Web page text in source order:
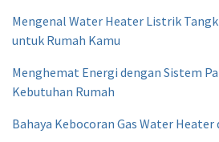
Mengenal Water Heater Listrik
untuk Rumah Kamu
Menghemat Energi dengan Sistem
Kebutuhan Rumah
Bahaya Kebocoran Gas Water Heater